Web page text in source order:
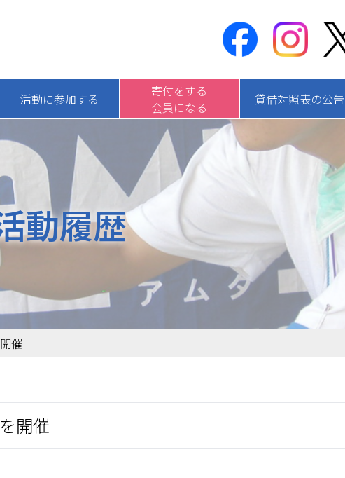
活動に参加する
寄付をする
会員になる
貸借対照表の公告
動履歴
催
開催